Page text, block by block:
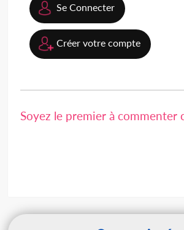
Se Connecter
Créer votre compte
Soyez le premier à commenter